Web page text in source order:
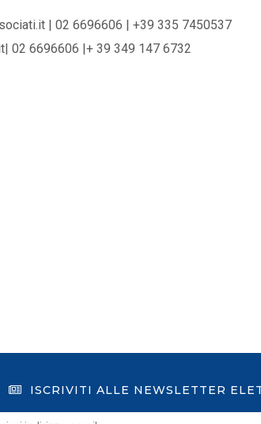
| 02 6696606 | +39 335 7450537
02 6696606 |+ 39 349 147 6732
ISCRIVITI ALLE NEWSLETTER